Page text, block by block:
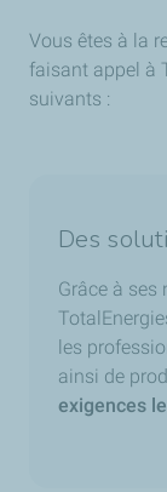
Vous êtes à la
faisant appel à
suivants :
Des
Grâce à ses
les
ainsi de
exigences